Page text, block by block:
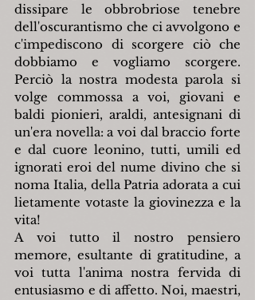
dissipare le obbrobriose tenebre
dell'oscurantismo che ci avvolgono e
c'impediscono di scorgere ciò che
dobbiamo e vogliamo scorgere.
Perciò la nostra modesta parola si
volge commossa a voi, giovani e
baldi pionieri, araldi, antesignani di
un'era novella: a voi dal braccio forte
e dal cuore leonino, tutti, umili ed
ignorati eroi del nume divino che si
noma Italia, della Patria adorata a cui
lietamente votaste la giovinezza e la
vita!
A voi tutto il nostro pensiero
memore, esultante di gratitudine, a
voi tutta l'anima nostra fervida di
entusiasmo e di affetto. Noi, maestri,